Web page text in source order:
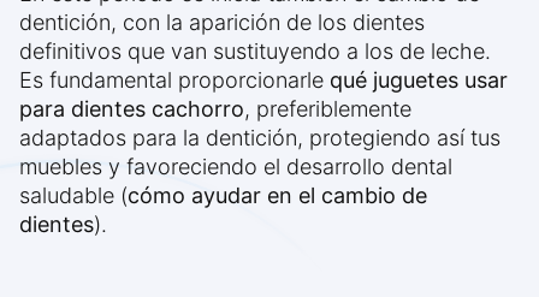
dentición, con la aparición de los dientes
definitivos que van sustituyendo a los de leche.
Es fundamental proporcionarle qué juguetes usar
para dientes cachorro, preferiblemente
adaptados para la dentición, protegiendo así tus
muebles y favoreciendo el desarrollo dental
saludable (cómo ayudar en el cambio de
dientes).